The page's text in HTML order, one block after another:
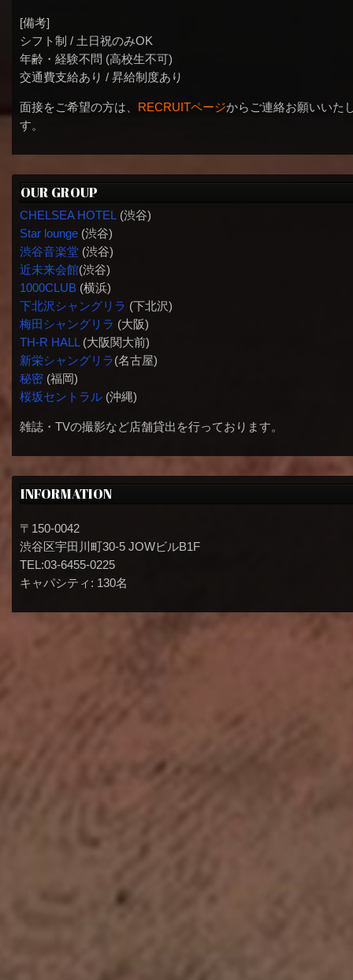
[備考]
シフト制 / 土日祝のみOK
年齢・経験不問 (高校生不可)
交通費支給あり / 昇給制度あり
面接をご希望の方は、 RECRUITページからご連絡お願いいた
す。
OUR GROUP
CHELSEA HOTEL (渋谷)
Star lounge(渋谷)
渋谷音楽堂(渋谷)
近未来会館(渋谷)
1000CLUB(横浜)
下北沢シャングリラ (下北沢)
梅田シャングリラ (大阪)
TH-R HALL(大阪関大前)
新栄シャングリラ(名古屋)
秘密(福岡)
桜坂セントラル(沖縄)
雑誌・TVの撮影など店舗貸出を行っております。
INFORMATION
〒150-0042
渋谷区宇田川町30-5 JOWビルB1F
TEL:03-6455-0225
キャパシティ: 130名